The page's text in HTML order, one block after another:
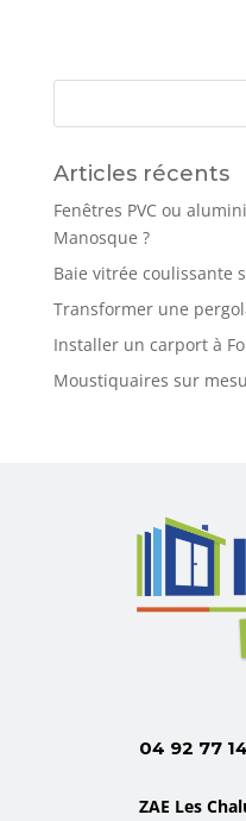
Articles récents
Fenêtres PVC ou
Manosque ?
Baie vitrée coulissante
Transformer une
Installer un carport à
Moustiquaires sur
04 92 77
ZAE Les